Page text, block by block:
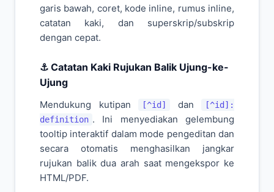
garis bawah, coret, kode inline, rumus inline,
catatan kaki, dan superskrip/subskrip
dengan cepat.
⚓ Catatan Kaki Rujukan Balik Ujung-ke-
Ujung
Mendukung kutipan [^id] dan
[^id]:
definition . Ini menyediakan gelembung
tooltip interaktif dalam mode pengeditan dan
secara otomatis menghasilkan jangkar
rujukan balik dua arah saat mengekspor ke
HTML/PDF.